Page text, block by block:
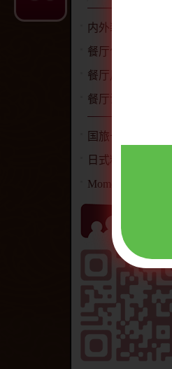
内外装写真
餐厅包厢平面图
餐厅用餐消费说明
餐厅讯息公告
国旅卡特约商店
日式料理简介
Momoya 网站声明